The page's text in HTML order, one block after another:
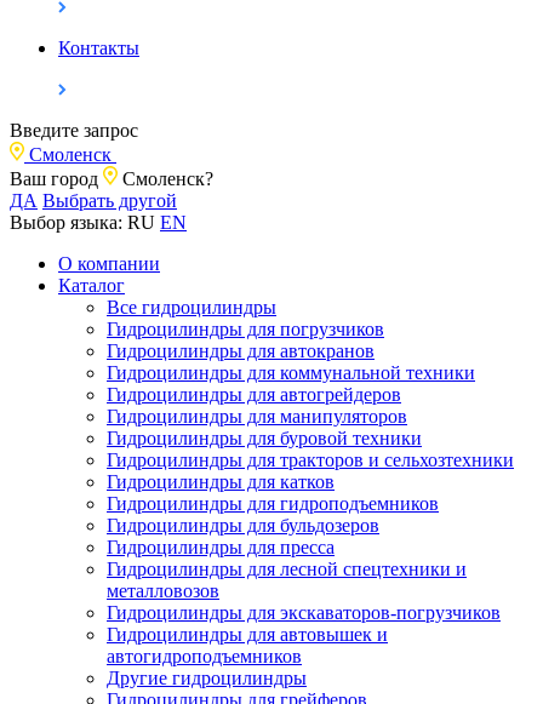
Контакты
Введите запрос
Смоленск
Ваш город
Смоленск?
ДА Выбрать другой
Выбор языка: RU EN
О компании
Каталог
Все гидроцилиндры
Гидроцилиндры для погрузчиков
Гидроцилиндры для автокранов
Гидроцилиндры для коммунальной техники
Гидроцилиндры для автогрейдеров
Гидроцилиндры для манипуляторов
Гидроцилиндры для буровой техники
Гидроцилиндры для тракторов и сельхозтехники
Гидроцилиндры для катков
Гидроцилиндры для гидроподъемников
Гидроцилиндры для бульдозеров
Гидроцилиндры для пресса
Гидроцилиндры для лесной спецтехники и
металловозов
Гидроцилиндры для экскаваторов-погрузчиков
Гидроцилиндры для автовышек и
автогидроподъемников
Другие гидроцилиндры
Гидроцилиндры для грейферов